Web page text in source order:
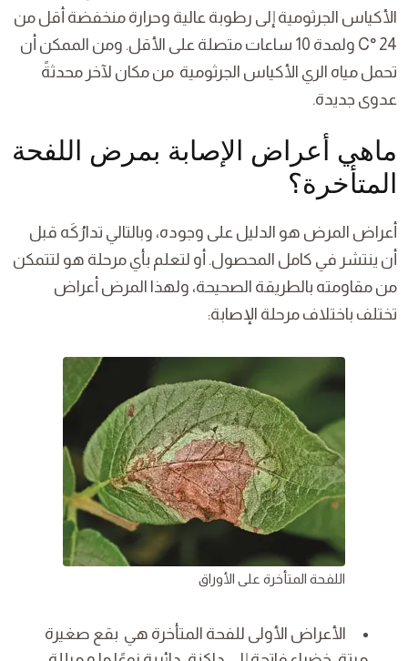
الأكياس الجرثومية إلى رطوبة عالية وحرارة منخفضة أقل من
24 °C ولمدة 10 ساعات متصلة على الأقل. ومن الممكن أن
تحمل مياه الري الأكياس الجرثومية من مكان لآخر محدثةً
عدوى جديدة.
ماهي أعراض الإصابة بمرض اللفحة
المتأخرة؟
أعراض المرض هو الدليل على وجوده، وبالتالي تدارُكَه قبل
أن ينتشر في كامل المحصول. أو لتعلم بأي مرحلة هو لتتمكن
من مقاومته بالطريقة الصحيحة، ولهذا المرض أعراض
تختلف باختلاف مرحلة الإصابة:
اللفحة المتأخرة على الأوراق
الأعراض الأولى للفحة المتأخرة هي بقع صغيرة